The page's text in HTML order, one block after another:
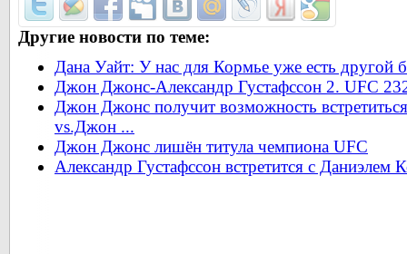
Другие новости по теме:
Дана Уайт: У нас для Кормье уже есть другой
Джон Джонс-Александр Густафссон 2. UFC
Джон Джонс получит возможность
vs.Джон ...
Джон Джонс лишён титула чемпиона UFC
Александр Густафссон встретится с Даниэлем